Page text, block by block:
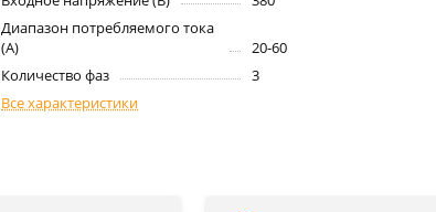
Диапазон потребляемого тока
(А)
20-60
Количество фаз
3
Все характеристики